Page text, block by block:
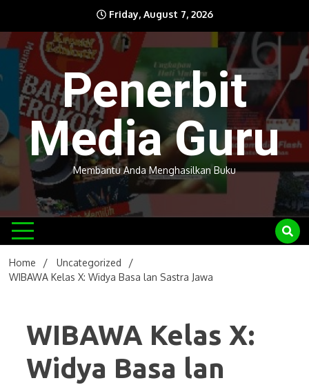
content
Friday, August 7, 2026
Penerbit
Media Guru
Membantu Anda Menghasilkan Buku
Home
Uncategorized
WIBAWA Kelas X: Widya Basa lan Sastra Jawa
WIBAWA Kelas X:
Widya Basa lan